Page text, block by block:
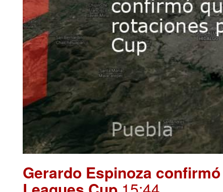
Gerardo Espinoza